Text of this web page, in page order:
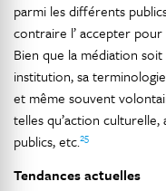
parmi les différents
contraire l’ accepter
Bien que la médiation
institution, sa
et même souvent
telles qu’action
publics, etc.25
Tendances actuelles